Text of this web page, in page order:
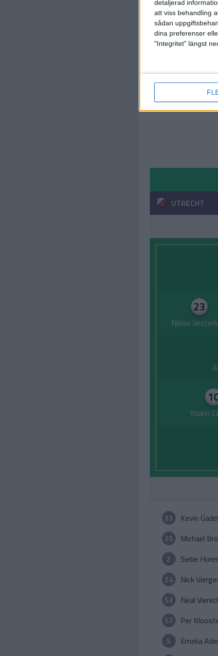
detaljerad
att viss behandling
sådan
dina preferenser
"Integritet" längst
UTRECHT
23
Niklas
Yoann
33 Kevin
25
Michael
2
Siebe
24
Nick
53
Neal
57
Per
5
Emeka